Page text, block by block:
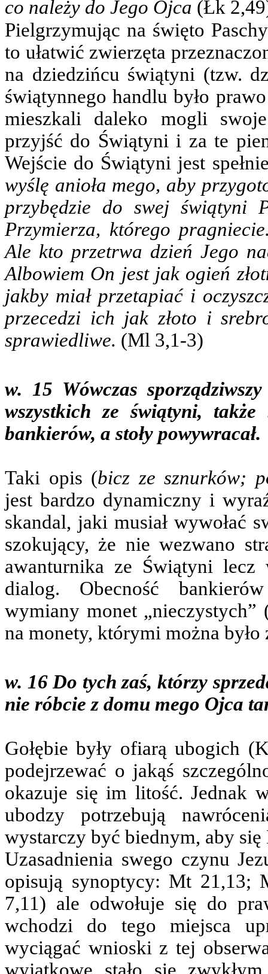
co należy do Jego Ojca (Łk
Pielgrzymując na święto
to ułatwić zwierzęta
na dziedzińcu świątyni (tzw.
świątynnego handlu było
mieszkali daleko mogli
przyjść do Świątyni i za te
Wejście do Świątyni jest
wyślę anioła mego, aby
przybędzie do swej świątyni
Przymierza, którego
Ale kto przetrwa dzień Jego
Albowiem On jest jak ogień
jakby miał przetapiać i
przecedzi ich jak złoto i
sprawiedliwe. (Ml 3,1-3)
w. 15 Wówczas
wszystkich ze świątyni,
bankierów, a stoły powywracał.
Taki opis (bicz ze sznurków;
jest bardzo dynamiczny i
skandal, jaki musiał wywołać
szokujący, że nie wezwano
awanturnika ze Świątyni
dialog. Obecność
wymiany monet
na monety, którymi można
w. 16 Do tych zaś, którzy
nie róbcie z domu mego Ojca
Gołębie były ofiarą ubogich
podejrzewać o jakąś
okazuje się im litość. Jednak
ubodzy potrzebują
wystarczy być biednym, aby się
Uzasadnienia swego czynu
opisują synoptycy: Mt 21,13;
7,11) ale odwołuje się do
wchodzi do tego miejsca
wyciągać wnioski z tej